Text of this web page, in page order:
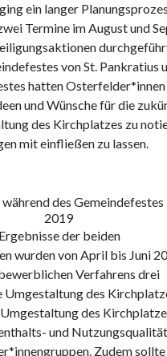
ein langer
Termine im August und
von St. Pankratius
hatten Osterfelder*innen
und Wünsche für die
des Kirchplatzes zu
mit einfließen zu lassen.
des
2019
der beiden
wurden von April bis Juni
Verfahrens drei
des
des
und
Zudem